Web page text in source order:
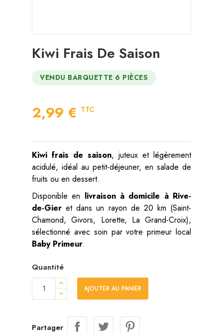
Kiwi Frais De Saison
VENDU BARQUETTE 6 PIÈCES
2,99 € TTC
Kiwi frais de saison, juteux et légèrement
acidulé, idéal au petit-déjeuner, en salade de
fruits ou en dessert.
Disponible en livraison à domicile à Rive-
de-Gier et dans un rayon de 20 km (Saint-
Chamond, Givors, Lorette, La Grand-Croix),
sélectionné avec soin par votre primeur local
Baby Primeur.
Quantité
AJOUTER AU PANIER
Partager